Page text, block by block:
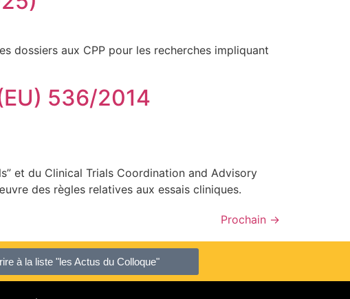
dossiers aux CPP pour les recherches impliquant
536/2014
et du Clinical Trials Coordination and Advisory
des règles relatives aux essais cliniques.
Prochain →
à la liste "les Actus du Colloque"